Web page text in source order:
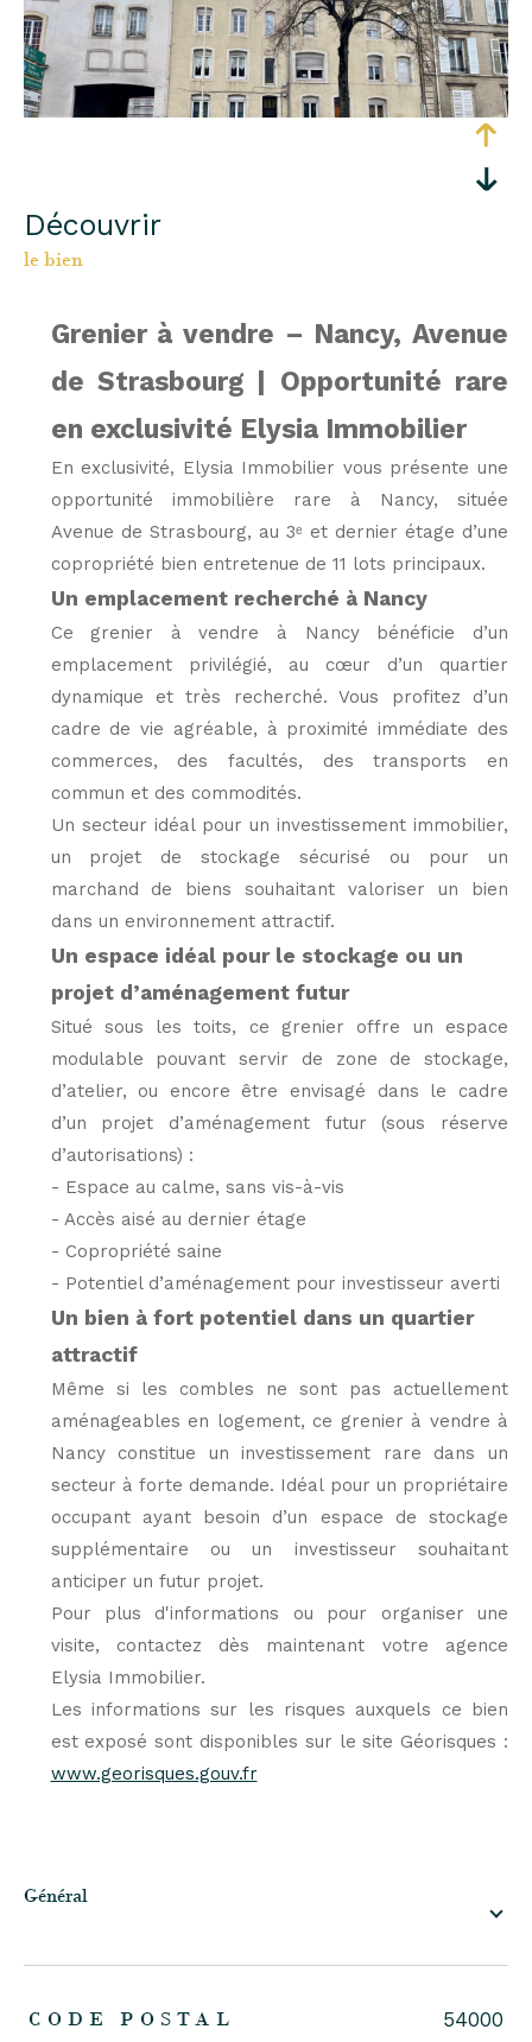
découvrir
le bien
Grenier à vendre – Nancy, Avenue
de Strasbourg | Opportunité rare
en exclusivité Elysia Immobilier
En exclusivité, Elysia Immobilier vous présente une
opportunité immobilière rare à Nancy, située
Avenue de Strasbourg, au 3ᵉ et dernier étage d’une
copropriété bien entretenue de 11 lots principaux.
Un emplacement recherché à Nancy
Ce grenier à vendre à Nancy bénéficie d’un
emplacement privilégié, au cœur d’un quartier
dynamique et très recherché. Vous profitez d’un
cadre de vie agréable, à proximité immédiate des
commerces, des facultés, des transports en
commun et des commodités.
Un secteur idéal pour un investissement immobilier,
un projet de stockage sécurisé ou pour un
marchand de biens souhaitant valoriser un bien
dans un environnement attractif.
Un espace idéal pour le stockage ou un
projet d’aménagement futur
Situé sous les toits, ce grenier offre un espace
modulable pouvant servir de zone de stockage,
d’atelier, ou encore être envisagé dans le cadre
d’un projet d’aménagement futur (sous réserve
d’autorisations) :
- Espace au calme, sans vis-à-vis
- Accès aisé au dernier étage
- Copropriété saine
- Potentiel d’aménagement pour investisseur averti
Un bien à fort potentiel dans un quartier
attractif
Même si les combles ne sont pas actuellement
aménageables en logement, ce grenier à vendre à
Nancy constitue un investissement rare dans un
secteur à forte demande. Idéal pour un propriétaire
occupant ayant besoin d’un espace de stockage
supplémentaire ou un investisseur souhaitant
anticiper un futur projet.
Pour plus d'informations ou pour organiser une
visite, contactez dès maintenant votre agence
Elysia Immobilier.
Les informations sur les risques auxquels ce bien
est exposé sont disponibles sur le site Géorisques :
www.georisques.gouv.fr
général
TRAD_ZEPHYR_Caracteristique TRAD_ZEPHYR_Valeurs
CODE POSTAL 54000